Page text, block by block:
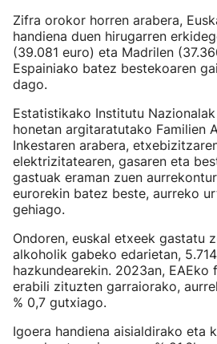
Zifra orokor horren arabera,
handiena duen hirugarren
(39.081 euro) eta Madrilen
Espainiako batez bestekoaren
dago.
Estatistikako Institutu
honetan argitaratutako Familien
Inkestaren arabera,
elektrizitatearen, gasaren eta
gastuak eraman zuen
eurorekin batez beste, aurreko
gehiago.
Ondoren, euskal etxeek gastatu
alkoholik gabeko edarietan,
hazkundearekin. 2023an, EAEko
erabili zituzten garraiorako,
% 0,7 gutxiago.
Igoera handiena aisialdirako eta